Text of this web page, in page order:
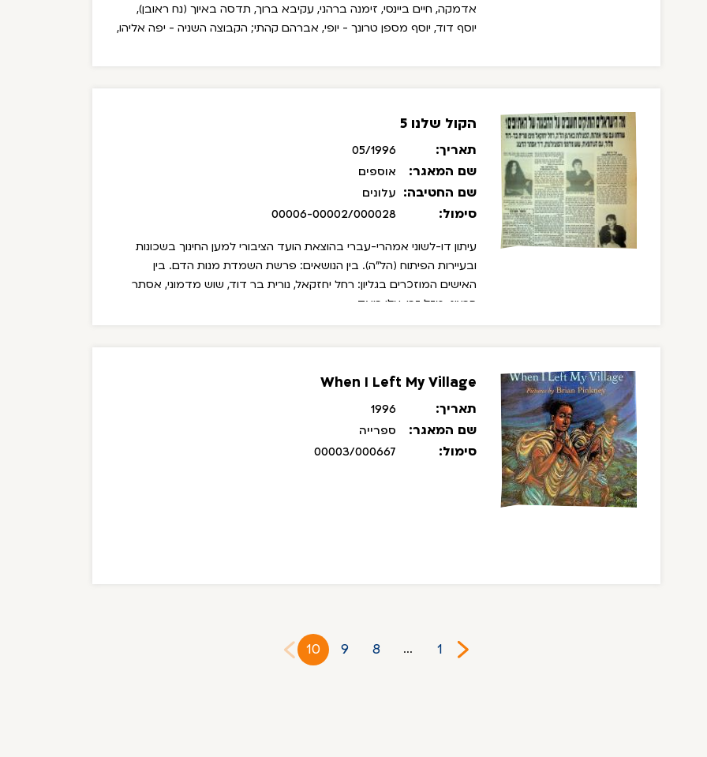
אדמקה, חיים ביינסי, זימנה ברהני, עקיבא ברוך, תדסה באיוך (נח ראובן),
יוסף דוד, יוסף מספן טרונך - יופי, אברהם קהתי; הקבוצה השניה - יפה אליהו,
אליאס, ברוך טגניה, פטיגו תדסה - תדסה זכאי.
הקול שלנו 5
תאריך: 05/1996
שם המאגר: אוספים
שם החטיבה: עלונים
סימול: 00006-00002/000028
עיתון דו-לשוני אמהרי-עברי בהוצאת הועד הציבורי למען החינוך בשכונות
ובעיירות הפיתוח (הל"ה). בין הנושאים: פרשת השמדת מנות הדם. בין
האישים המוזכרים בגליון: רחל יחזקאל, נורית בר דוד, שוש מדמוני, אסתר
הרצוג, מזל זרו, עלי ריאד.
When I Left My Village
תאריך: 1996
שם המאגר: ספרייה
סימול: 00003/000667
1
...
8
9
10